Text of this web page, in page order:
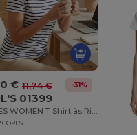
€ 11,74 € -31%
01399
MILES WOMEN T Shirt às Riscas De Gola Redonda Para Senhora
CORES